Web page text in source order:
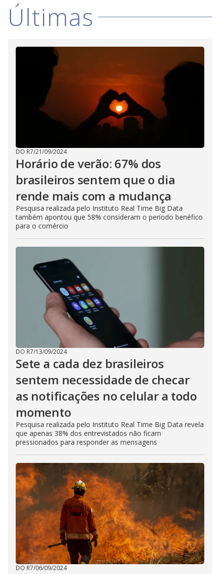
Últimas
DO R7/21/09/2024
Horário de verão: 67% dos
brasileiros sentem que o dia
rende mais com a mudança
Pesquisa realizada pelo Instituto Real Time Big Data
também apontou que 58% consideram o período benéfico
para o comércio
DO R7/13/09/2024
Sete a cada dez brasileiros
sentem necessidade de checar
as notificações no celular a todo
momento
Pesquisa realizada pelo Instituto Real Time Big Data revela
que apenas 38% dos entrevistados não ficam
pressionados para responder as mensagens
DO R7/06/09/2024